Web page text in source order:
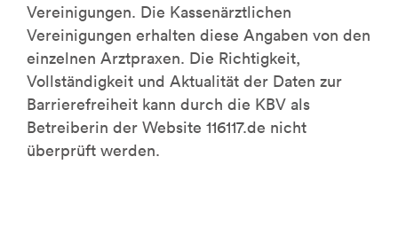
Vereinigungen. Die Kassenärztlichen
Vereinigungen erhalten diese Angaben von den
einzelnen Arztpraxen. Die Richtigkeit,
Vollständigkeit und Aktualität der Daten zur
Barrierefreiheit kann durch die KBV als
Betreiberin der Website 116117.de nicht
überprüft werden.